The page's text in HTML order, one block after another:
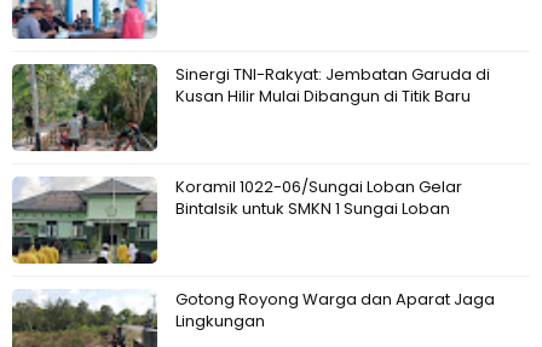
Sinergi TNI-Rakyat: Jembatan Garuda di
Kusan Hilir Mulai Dibangun di Titik Baru
Koramil 1022-06/Sungai Loban Gelar
Bintalsik untuk SMKN 1 Sungai Loban
Gotong Royong Warga dan Aparat Jaga
Lingkungan